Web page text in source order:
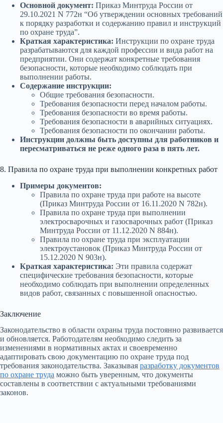
Основной документ: Приказ Минтруда России от
29.10.2021 N 772н “Об утверждении основных требований
к порядку разработки и содержанию правил и инструкций
по охране труда”.
Краткая характеристика: Инструкции по охране труда
разрабатываются для каждой профессии и вида работ на
предприятии. Они содержат конкретные требования
безопасности, которые необходимо соблюдать при
выполнении работы.
Содержание инструкции:
Общие требования безопасности.
Требования безопасности перед началом работы.
Требования безопасности во время работы.
Требования безопасности в аварийных ситуациях.
Требования безопасности по окончании работы.
Инструкции должны быть доступны для работников и
пересматриваться не реже одного раза в пять лет.
8. Правила по охране труда при выполнении конкретных работ
Примеры документов:
Правила по охране труда при работе на высоте
(Приказ Минтруда России от 16.11.2020 N 782н).
Правила по охране труда при выполнении
электросварочных и газосварочных работ (Приказ
Минтруда России от 11.12.2020 N 884н).
Правила по охране труда при эксплуатации
электроустановок (Приказ Минтруда России от
15.12.2020 N 903н).
Краткая характеристика: Эти правила содержат
специфические требования безопасности, которые
необходимо соблюдать при выполнении определенных
видов работ, связанных с повышенной опасностью.
Заключение
Законодательство в области охраны труда постоянно развивается
и обновляется. Работодателям необходимо следить за
изменениями в нормативных актах и своевременно
адаптировать свою документацию по охране труда под
требования законодательства. Заказывая разработку документов
по охране труда можно быть уверенным, что документы
составлены в соответствии с актуальными требованиями
законов.